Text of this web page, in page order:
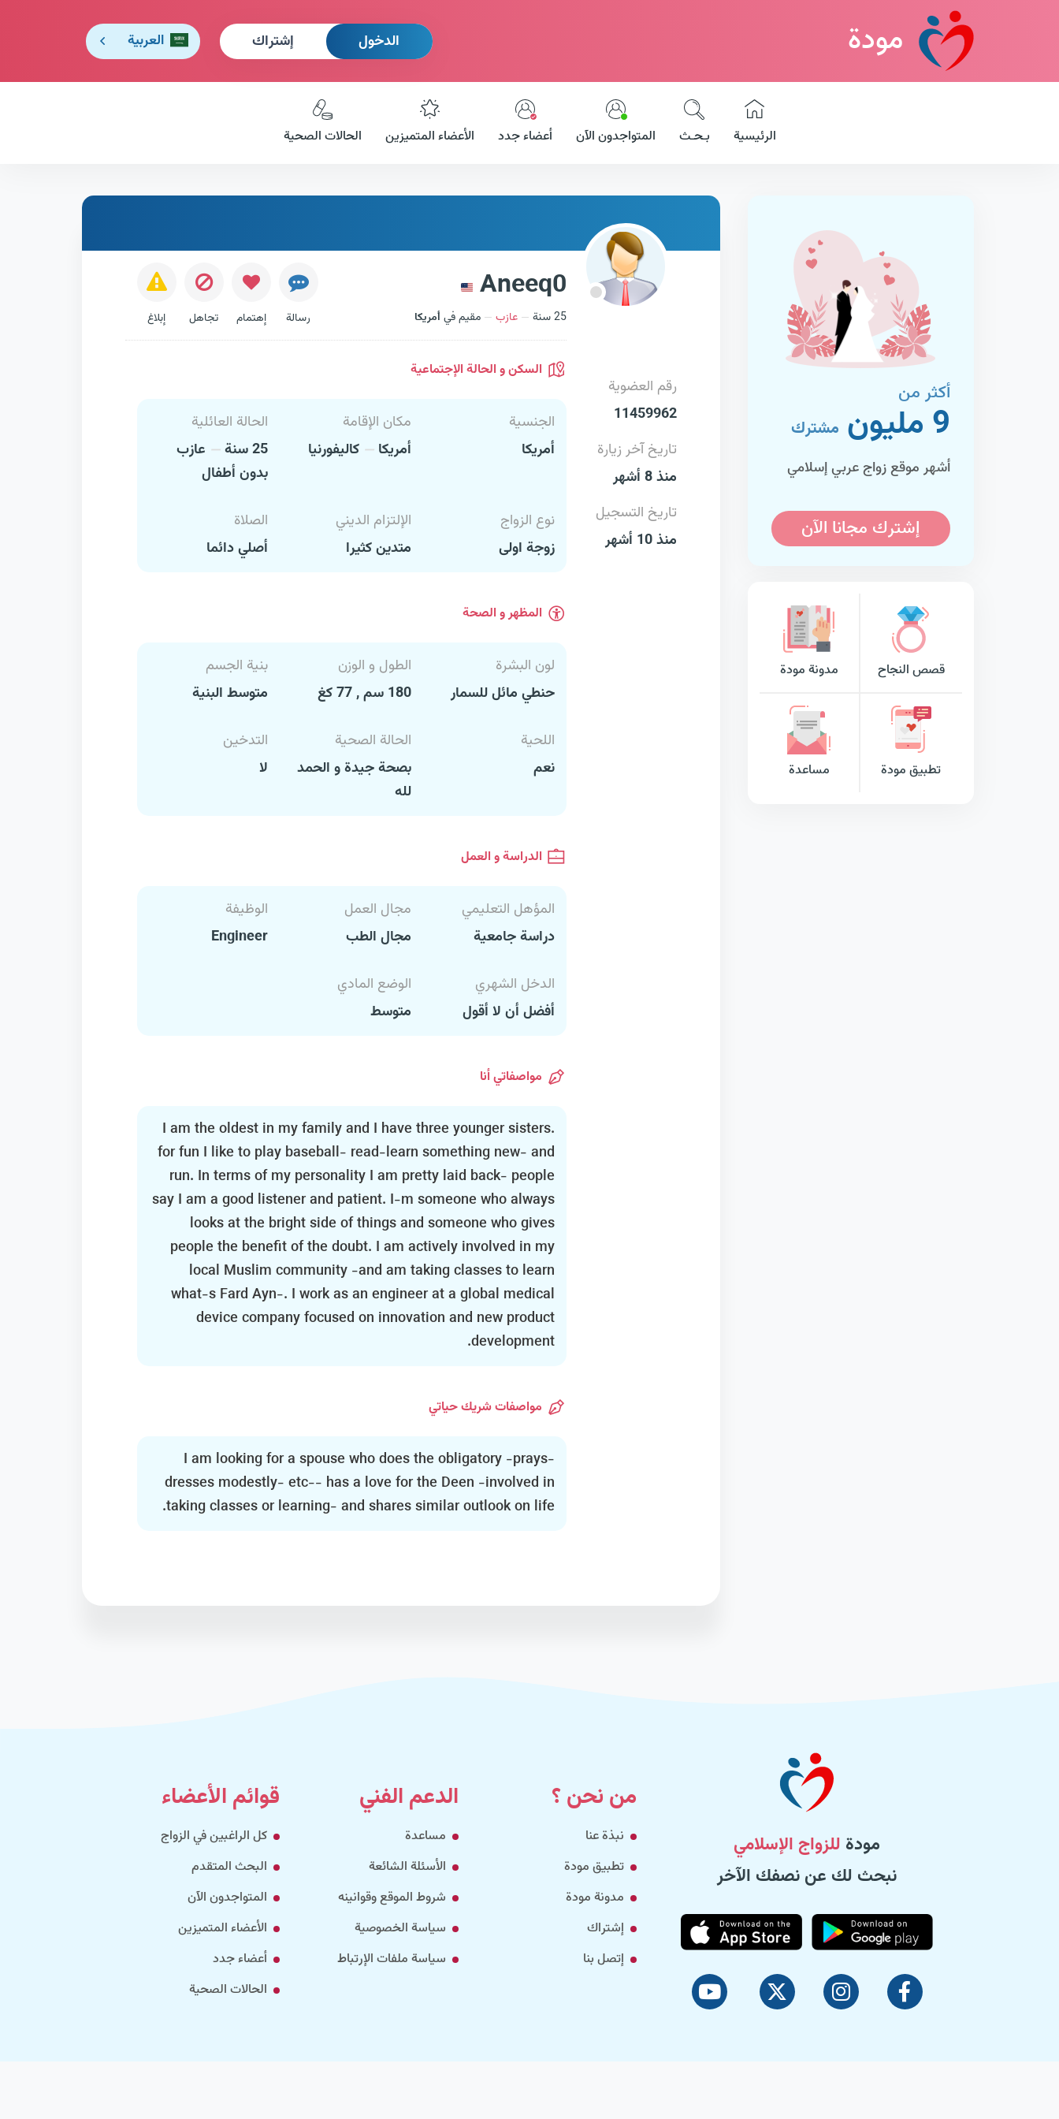
مودة الدخول إشتراك العربية
الرئيسية بـحـث المتواجدون الآن أعضاء جدد الأعضاء المتميزين الحالات الصحية
أكثر من
9 مليون مشترك
أشهر موقع زواج عربي إسلامي
إشترك مجانا الآن
قصص النجاح مدونة مودة
تطبيق مودة مساعدة
Aneeq0
25 سنة عازب مقيم في أمريكا رسالة إهتمام تجاهل إبلاغ
رقم العضوية
11459962
تاريخ آخر زيارة
منذ 8 أشهر
تاريخ التسجيل
منذ 10 أشهر
السكن و الحالة الإجتماعية
الجنسية
أمريكا
مكان الإقامة
أمريكا
كاليفورنيا
الحالة العائلية
25 سنة
عازب
بدون أطفال
نوع الزواج
زوجة اولى
الإلتزام الديني
متدين كثيرا
الصلاة
أصلي دائما
المظهر و الصحة
لون البشرة
حنطي مائل للسمار
الطول و الوزن
180 سم , 77 كغ
بنية الجسم
متوسط البنية
اللحية
نعم
الحالة الصحية
بصحة جيدة و الحمد
لله
التدخين
لا
الدراسة و العمل
المؤهل التعليمي
دراسة جامعية
مجال العمل
مجال الطب
الوظيفة
Engineer
الدخل الشهري
أفضل أن لا أقول
الوضع المادي
متوسط
مواصفاتي أنا
I am the oldest in my family and I have three younger sisters.
for fun I like to play baseball- read-learn something new- and
run. In terms of my personality I am pretty laid back- people
say I am a good listener and patient. I-m someone who always
looks at the bright side of things and someone who gives
people the benefit of the doubt. I am actively involved in my
local Muslim community -and am taking classes to learn
what-s Fard Ayn-. I work as an engineer at a global medical
device company focused on innovation and new product
development.
مواصفات شريك حياتي
I am looking for a spouse who does the obligatory -prays-
dresses modestly- etc-- has a love for the Deen -involved in
taking classes or learning- and shares similar outlook on life.
مودة للزواج الإسلامي
نبحث لك عن نصفك الآخر
من نحن ؟
نبذة عنا
تطبيق مودة
مدونة مودة
إشتراك
إتصل بنا
الدعم الفني
مساعدة
الأسئلة الشائعة
شروط الموقع وقوانينه
سياسة الخصوصية
سياسة ملفات الإرتباط
قوائم الأعضاء
كل الراغبين في الزواج
البحث المتقدم
المتواجدون الآن
الأعضاء المتميزين
أعضاء جدد
الحالات الصحية